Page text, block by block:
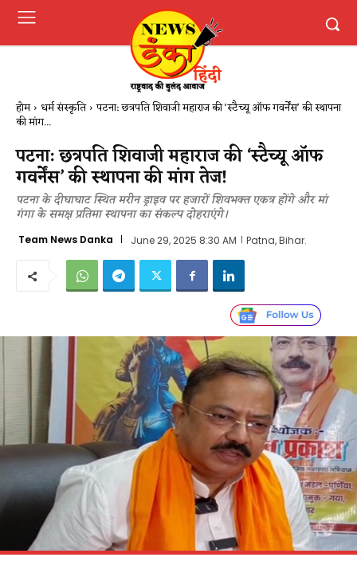
होम धर्म संस्कृति पटना: छत्रपति शिवाजी महाराज की ‘स्टैच्यू ऑफ गवर्नेंस’ की स्थापना
की मांग...
पटना: छत्रपति शिवाजी महाराज की ‘स्टैच्यू ऑफ
गवर्नेंस’ की स्थापना की मांग तेज!
पटना के दीघाघाट स्थित मरीन ड्राइव पर हजारों शिवभक्त एकत्र होंगे और मां
गंगा के समक्ष प्रतिमा स्थापना का संकल्प दोहराएंगे।
Team News Danka June 29, 2025 8:30 AM Patna, Bihar.